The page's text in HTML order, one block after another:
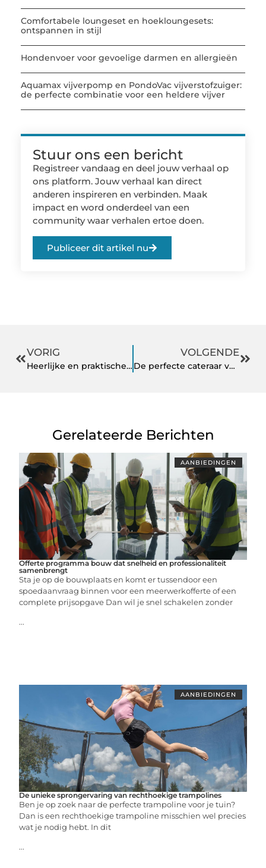
Comfortabele loungeset en hoekloungesets:
ontspannen in stijl
Hondenvoer voor gevoelige darmen en allergieën
Aquamax vijverpomp en PondoVac vijverstofzuiger:
de perfecte combinatie voor een heldere vijver
Stuur ons een bericht
Registreer vandaag en deel jouw verhaal op
ons platform. Jouw verhaal kan direct
anderen inspireren en verbinden. Maak
impact en word onderdeel van een
community waar verhalen ertoe doen.
Publiceer dit artikel nu
VORIG
Heerlijke en praktische ideeën voor het meenemen van eten onderweg
VOLGENDE
De perfecte cateraar voor uw bruiloft
Gerelateerde Berichten
AANBIEDINGEN
Offerte programma bouw dat snelheid en professionaliteit
samenbrengt
Sta je op de bouwplaats en komt er tussendoor een
spoedaanvraag binnen voor een meerwerkofferte of een
complete prijsopgave Dan wil je snel schakelen zonder
...
AANBIEDINGEN
De unieke sprongervaring van rechthoekige trampolines
Ben je op zoek naar de perfecte trampoline voor je tuin?
Dan is een rechthoekige trampoline misschien wel precies
wat je nodig hebt. In dit
...